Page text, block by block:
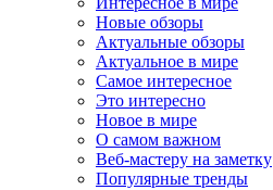
Новые обзоры
Актуальные обзоры
Актуальное в мире
Самое интересное
Это интересно
Новое в мире
О самом важном
Веб-мастеру на заметку
Популярные тренды